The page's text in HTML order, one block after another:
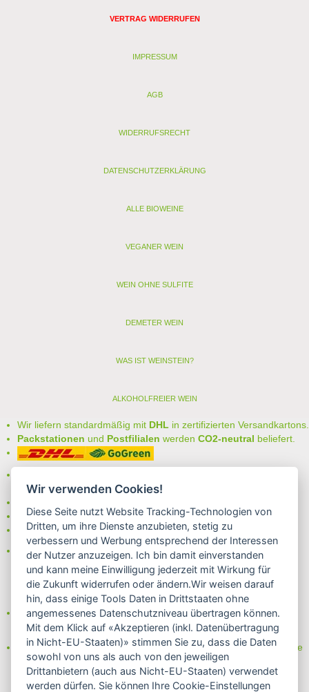
VERTRAG WIDERRUFEN
IMPRESSUM
AGB
WIDERRUFSRECHT
DATENSCHUTZERKLÄRUNG
ALLE BIOWEINE
VEGANER WEIN
WEIN OHNE SULFITE
DEMETER WEIN
WAS IST WEINSTEIN?
ALKOHOLFREIER WEIN
Wir liefern standardmäßig mit DHL in zertifizierten Versandkartons.
Packstationen und Postfilialen werden CO2-neutral beliefert.
auswählen:
- Rechnung
- Lastschrift/Bankeinzug
Das Internetsiegel "GEPRÜFTER SHOP – Sicher einkaufen":
Partner von:
Wine in Moderation - bewußt genießen
Erfahren Sie mehr über Biowein in unserem Blog oder Folgen Sie
uns!
Blog
Facebook
Wir verwenden Cookies!
Diese Seite nutzt Website Tracking-Technologien von
Dritten, um ihre Dienste anzubieten, stetig zu
verbessern und Werbung entsprechend der Interessen
der Nutzer anzuzeigen. Ich bin damit einverstanden
und kann meine Einwilligung jederzeit mit Wirkung für
die Zukunft widerrufen oder ändern.Wir weisen darauf
hin, dass einige Tools Daten in Drittstaaten ohne
angemessenes Datenschutzniveau übertragen können.
Mit dem Klick auf «Akzeptieren (inkl. Datenübertragung
in Nicht-EU-Staaten)» stimmen Sie zu, dass die Daten
sowohl von uns als auch von den jeweiligen
Drittanbietern (auch aus Nicht-EU-Staaten) verwendet
werden dürfen. Sie können Ihre Cookie-Einstellungen